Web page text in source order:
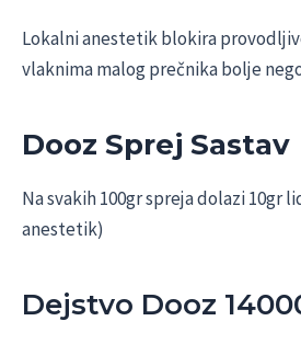
Lokalni anestetik blokira
vlaknima malog prečnika bolje
Dooz Sprej Sastav
Na svakih 100gr spreja dolazi 10gr
anestetik)
Dejstvo Dooz